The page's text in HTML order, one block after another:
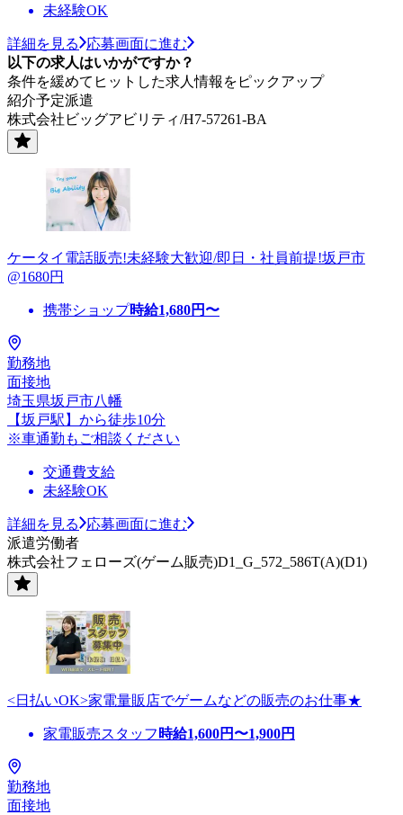
未経験OK
詳細を見る
応募画面に進む
以下の求人はいかがですか？
条件を緩めてヒットした求人情報をピックアップ
紹介予定派遣
株式会社ビッグアビリティ/H7-57261-BA
ケータイ電話販売!未経験大歓迎/即日・社員前提!坂戸市
@1680円
携帯ショップ時給1,680円〜
勤務地
面接地
埼玉県坂戸市八幡
【坂戸駅】から徒歩10分
※車通勤もご相談ください
交通費支給
未経験OK
詳細を見る
応募画面に進む
派遣労働者
株式会社フェローズ(ゲーム販売)D1_G_572_586T(A)(D1)
<日払いOK>家電量販店でゲームなどの販売のお仕事★
家電販売スタッフ 時給1,600円〜1,900円
勤務地
面接地